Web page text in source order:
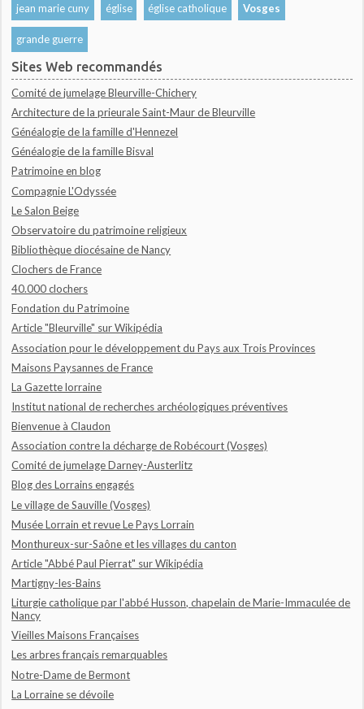
jean marie cuny église église catholique Vosges
grande guerre
Sites Web recommandés
Comité de jumelage Bleurville-Chichery
Architecture de la prieurale Saint-Maur de Bleurville
Généalogie de la famille d'Hennezel
Généalogie de la famille Bisval
Patrimoine en blog
Compagnie L'Odyssée
Le Salon Beige
Observatoire du patrimoine religieux
Bibliothèque diocésaine de Nancy
Clochers de France
40.000 clochers
Fondation du Patrimoine
Article "Bleurville" sur Wikipédia
Association pour le développement du Pays aux Trois Provinces
Maisons Paysannes de France
La Gazette lorraine
Institut national de recherches archéologiques préventives
Bienvenue à Claudon
Association contre la décharge de Robécourt (Vosges)
Comité de jumelage Darney-Austerlitz
Blog des Lorrains engagés
Le village de Sauville (Vosges)
Musée Lorrain et revue Le Pays Lorrain
Monthureux-sur-Saône et les villages du canton
Article "Abbé Paul Pierrat" sur Wikipédia
Martigny-les-Bains
Liturgie catholique par l'abbé Husson, chapelain de Marie-Immaculée de
Nancy
Vieilles Maisons Françaises
Les arbres français remarquables
Notre-Dame de Bermont
La Lorraine se dévoile